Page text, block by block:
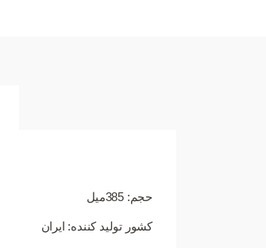
حجم: 385میل
کشور تولید کننده: ایران